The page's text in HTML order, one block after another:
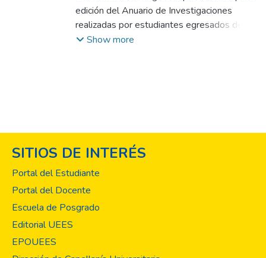
edición del Anuario de Investigaciones
realizadas por estudiantes egresados de
maestrías, quienes en el periodo de junio
participantes en sus áreas de especialidad
sobre la realidad nacional y las diferentes
en sus áreas de trabajo, por lo que a fin de
aportar soluciones adaptadas al contexto
―de forma grupal o individual― que son
Show more
SITIOS DE INTERÉS
Portal del Estudiante
Portal del Docente
Escuela de Posgrado
Editorial UEES
EPOUEES